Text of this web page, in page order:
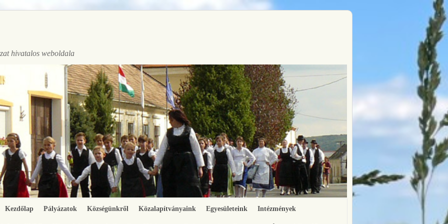
hivatalos weboldala
Kezdőlap Pályázatok Községünkről Közalapítványaink Egyesületeink Intézmények